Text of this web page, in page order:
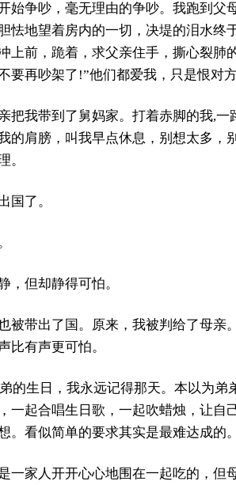
始争吵，毫无理由的争吵。我跑到父
怯地望着房内的一切，决堤的泪水
上前，跪着，求父亲住手，撕心裂
再吵架了!”他们都爱我，只是恨对
把我带到了舅妈家。打着赤脚的我,
的肩膀，叫我早点休息，别想太多
。
国了。
，但却静得可怕。
被带出了国。原来，我被判给了母亲
比有声更可怕。
的生日，我永远记得那天。本以为
一起合唱生日歌，一起吹蜡烛，让
。看似简单的要求其实是最难达成的
一家人开开心心地围在一起吃的，